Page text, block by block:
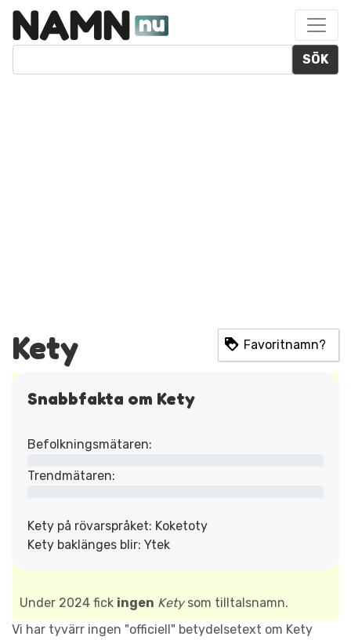
SÖK
Kety Favoritnamn?
Snabbfakta om Kety
Befolkningsmätaren:
Trendmätaren:
Kety på rövarspråket: Koketoty
Kety baklänges blir: Ytek
Under 2024 fick ingen Ketysom tilltalsnamn.
Vi har tyvärr ingen "officiell" betydelsetext om Kety